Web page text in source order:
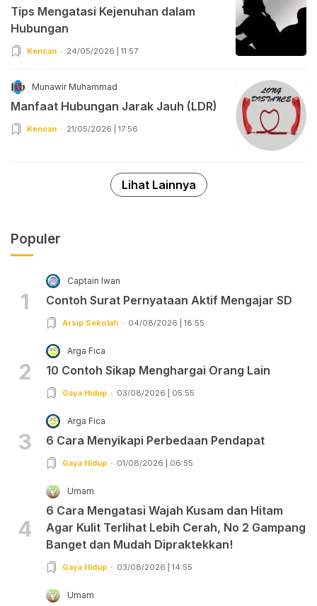
Tips Mengatasi Kejenuhan dalam
Hubungan
Kencan 24/05/2026 | 11:57
Munawir Muhammad
Manfaat Hubungan Jarak Jauh (LDR)
Kencan 21/05/2026 | 17:56
Lihat Lainnya
Populer
1
Captain Iwan
Contoh Surat Pernyataan Aktif Mengajar SD
Arsip Sekolah 04/08/2026 | 18:55
2
Arga Fica
10 Contoh Sikap Menghargai Orang Lain
Gaya Hidup 03/08/2026 | 05:55
3
Arga Fica
6 Cara Menyikapi Perbedaan Pendapat
Gaya Hidup 01/08/2026 | 06:55
4
Umam
6 Cara Mengatasi Wajah Kusam dan Hitam
Agar Kulit Terlihat Lebih Cerah, No 2 Gampang
Banget dan Mudah Dipraktekkan!
Gaya Hidup 03/08/2026 | 14:55
Umam